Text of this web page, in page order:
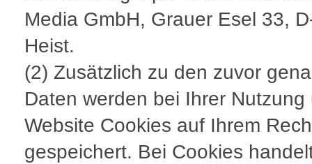
Media GmbH, Grauer Esel 33,
Heist.
(2) Zusätzlich zu den zuvor
Daten werden bei Ihrer Nutzung
Website Cookies auf Ihrem
gespeichert. Bei Cookies